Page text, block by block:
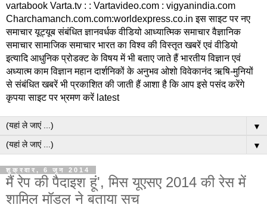
vartabook Varta.tv : : Vartavideo.com : vigyanindia.com
Charchamanch.com.com:worldexpress.co.in इस साइट पर नए
समाचार यूट्यूब संबंधित ज्ञानवर्धक वीडियो आध्यात्मिक समाचार वैज्ञानिक
समाचार सामाजिक समाचार भारत का विश्व की विस्तृत खबरें एवं वीडियो
इत्यादि आधुनिक प्रोडक्ट के विषय में भी बताए जाते हैं भारतीय विज्ञान एवं
अध्यात्म काम विज्ञान महान दार्शनिकों के अनुभव ओशो विवेकानंद ऋषि-मुनियों
से संबंधित खबरें भी प्रकाशित की जाती हैं आशा है कि आप इसे पसंद करेंगे
कृपया साइट पर भ्रमण करें latest
▼
▼
शुक्रवार, 6 जून 2014
मैं रेप की पैदाइश हूं', मिस यूएसए 2014 की रेस में
शामिल मॉडल ने बताया सच